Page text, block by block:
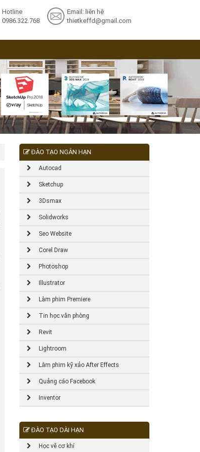
Email: liên hệ
thietkeffd@gmail.com
Hotline
0986.322.768
ĐÀO TẠO NGẮN HẠN
Autocad
Sketchup
3Dsmax
Solidworks
Seo Website
Corel Draw
Photoshop
Illustrator
Làm phim Premiere
Tin học văn phòng
Revit
Lightroom
Làm phim kỹ xảo After Effects
Quảng cáo Facebook
Inventor
ĐÀO TẠO DÀI HẠN
Học vẽ cơ khí